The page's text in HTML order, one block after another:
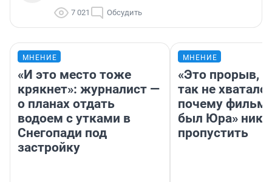
7 021 Обсудить
МНЕНИЕ
«И это место тоже
крякнет»: журналист —
о планах отдать
водоем с утками в
Снегопади под
застройку
МНЕНИЕ
«Это прорыв,
так не
почему фильм
был Юра»
пропустить